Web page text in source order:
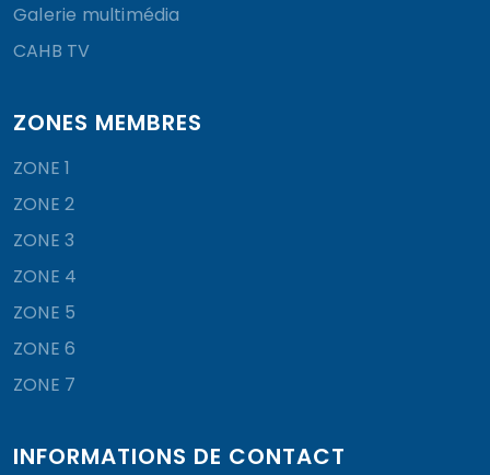
Galerie multimédia
CAHB TV
ZONES MEMBRES
ZONE 1
ZONE 2
ZONE 3
ZONE 4
ZONE 5
ZONE 6
ZONE 7
INFORMATIONS DE CONTACT